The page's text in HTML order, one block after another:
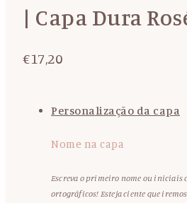
| Capa Dura
€17,20
Personalização da capa
Nome na capa
Escreva o primeiro nome ou iniciais
ortográficos! Esteja ciente que